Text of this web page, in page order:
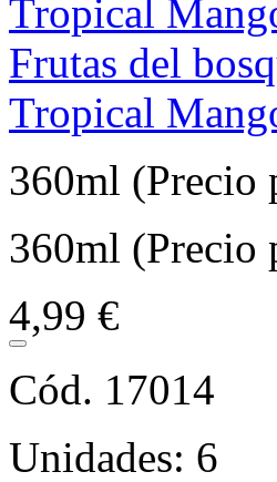
Tropical
360ml (Precio
360ml (Precio
4,99 €
Cód. 17014
Unidades: 6